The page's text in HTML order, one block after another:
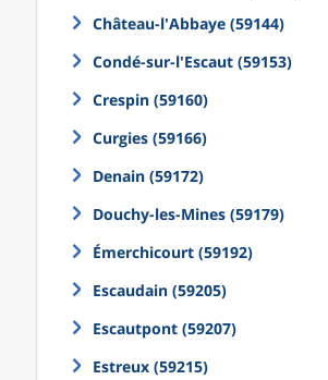
Château-l'Abbaye (59144)
Condé-sur-l'Escaut (59153)
Crespin (59160)
Curgies (59166)
Denain (59172)
Douchy-les-Mines (59179)
Émerchicourt (59192)
Escaudain (59205)
Escautpont (59207)
Estreux (59215)